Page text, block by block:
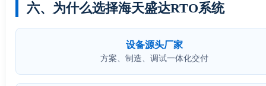
六、为什么选择海天盛达RTO系统
设备源头厂家
方案、制造、调试一体化交付